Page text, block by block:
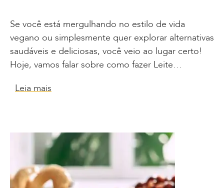
Se você está mergulhando no estilo de vida
vegano ou simplesmente quer explorar alternativas
saudáveis e deliciosas, você veio ao lugar certo!
Hoje, vamos falar sobre como fazer Leite…
Leia mais